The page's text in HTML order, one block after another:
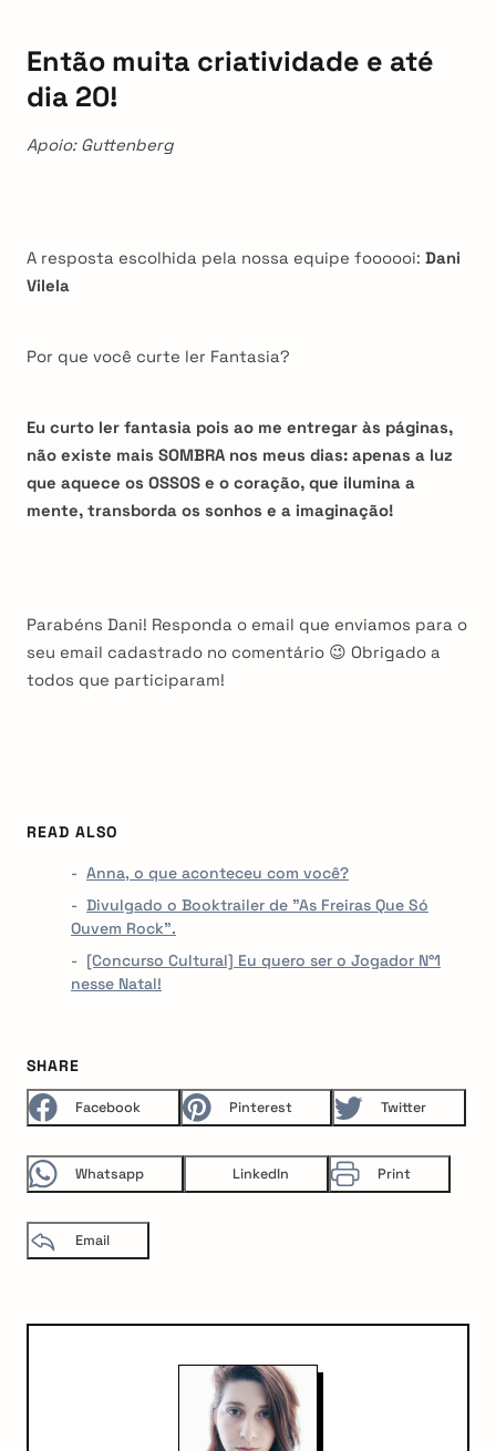
Então muita criatividade e até
dia 20!
Apoio: Guttenberg
A resposta escolhida pela nossa equipe foooooi: Dani
Vilela
Por que você curte ler Fantasia?
Eu curto ler fantasia pois ao me entregar às páginas,
não existe mais SOMBRA nos meus dias: apenas a luz
que aquece os OSSOS e o coração, que ilumina a
mente, transborda os sonhos e a imaginação!
Parabéns Dani! Responda o email que enviamos para o
seu email cadastrado no comentário 😉 Obrigado a
todos que participaram!
READ ALSO
Anna, o que aconteceu com você?
Divulgado o Booktrailer de "As Freiras Que Só
Ouvem Rock".
[Concurso Cultural] Eu quero ser o Jogador N°1
nesse Natal!
SHARE
Facebook Pinterest Twitter
Whatsapp LinkedIn Print
Email